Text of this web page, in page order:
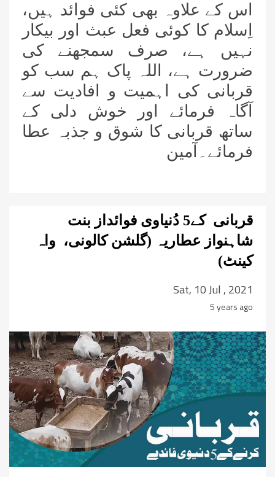
اس کے علاوہ بھی کئی فوائد ہیں،
اِسلام کا کوئی فعل عبث اور بیکار
نہیں ہے، صرف سمجھنے کی
ضرورت ہے، اللہ پاک ہم سب کو
قربانی کی اہمیت و افادیت سے
آگاہ فرمائے اور خوش دلی کے
ساتھ قربانی کا شوق و جذبہ عطا
فرمائے۔آمین
قربانی کے5 دُنیاوی فوائداز بنت
شاہنواز عطاریہ (گلشن کالونی، واہ
کینٹ)
Sat, 10 Jul , 2021
5 years ago